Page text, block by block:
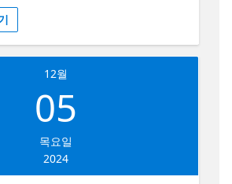
está sempre em como
com a IA. O GitHub Copilot não
o valor que você obtém dele
relacionado a como você
ele. Nesta sessão, veremos as
criação de prompts que todo
deve saber para aumentar
o máximo do GitHub Copilot.
GitHub Copilot
12월
05
목요일
2024